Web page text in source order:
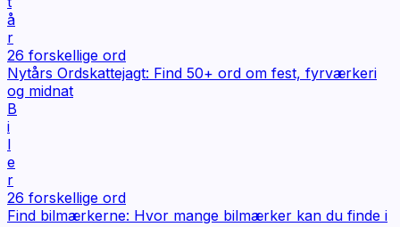
å
r
26 forskellige ord
Nytårs Ordskattejagt: Find 50+ ord om fest, fyrværkeri
og midnat
B
i
l
e
r
26 forskellige ord
Find bilmærkerne: Hvor mange bilmærker kan du finde i